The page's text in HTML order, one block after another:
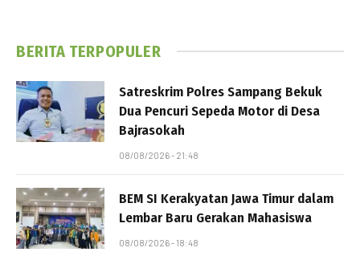
BERITA TERPOPULER
Satreskrim Polres Sampang Bekuk
Dua Pencuri Sepeda Motor di Desa
Bajrasokah
08/08/2026 - 21:48
BEM SI Kerakyatan Jawa Timur dalam
Lembar Baru Gerakan Mahasiswa
08/08/2026 - 18:48